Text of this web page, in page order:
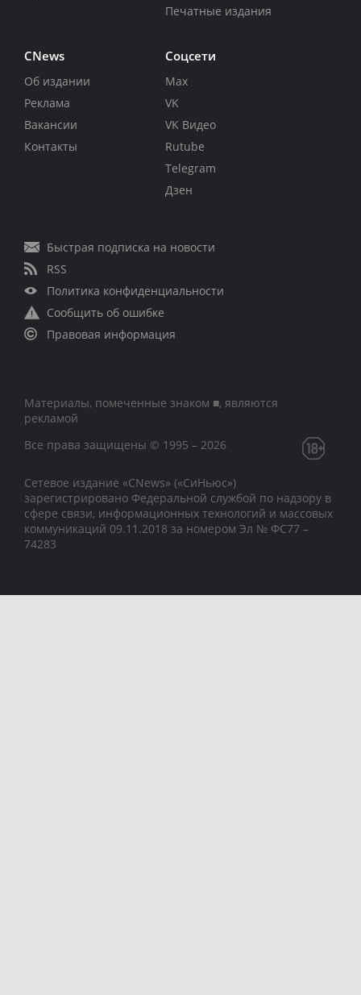
Печатные издания
CNews
Об издании
Реклама
Вакансии
Контакты
Соцсети
Max
VK
VK Видео
Rutube
Telegram
Дзен
Быстрая подписка на новости
RSS
Политика конфиденциальности
Сообщить об ошибке
Правовая информация
Материалы, помеченные знаком ■, являются
рекламой
Все права защищены © 1995 – 2026
Сетевое издание «CNews» («СиНьюс»)
зарегистрировано Федеральной службой по надзору в
сфере связи, информационных технологий и массовых
коммуникаций 09.11.2018 за номером Эл № ФС77 –
74283